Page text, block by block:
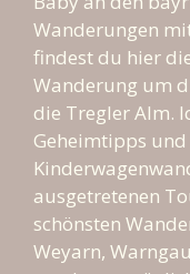
Wanderungen
findest du hier
Wanderung um
die Tregler Alm.
Geheimtipps
ausgetretenen
schönsten
Weyarn,